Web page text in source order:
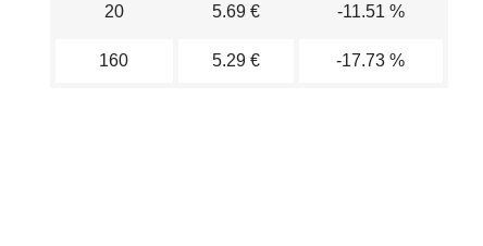
20 5.69 € -11.51 %
160 5.29 € -17.73 %